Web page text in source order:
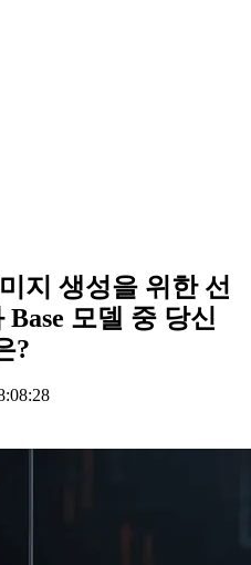
지 생성을 위한 선
모델 중 당신
?